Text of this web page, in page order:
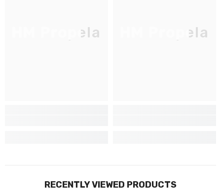
HM Propela HM Propela
RECENTLY VIEWED PRODUCTS
réservées aux initiés